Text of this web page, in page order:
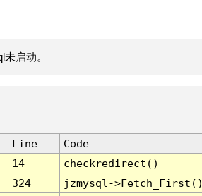
启动。
Line
Code
14
checkredirect()
324
jzmysql-